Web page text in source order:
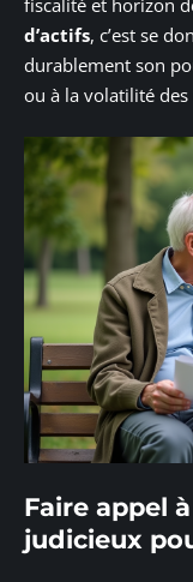
d’actifs, c’est se
durablement son
ou à la volatilité des
Faire appel
judicieux